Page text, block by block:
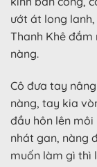
ướt át long
Thanh Khê
nàng.
Cô đưa tay
nàng, tay kia
đầu hôn lên môi
nhát gan, nàng
muốn làm gì thì